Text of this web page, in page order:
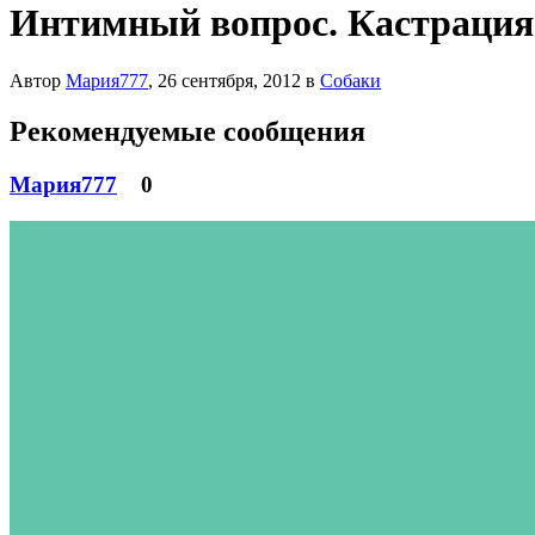
Интимный вопрос. Кастрация
Автор Мария777, 26 сентября, 2012 в Собаки
Рекомендуемые сообщения
Мария777 0